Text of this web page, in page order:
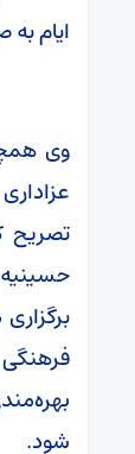
ایام
وی
تصریح
شود.